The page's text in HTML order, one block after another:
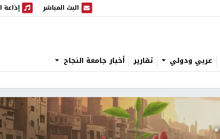
البث المباشر
البث المباشر إذاعة
إذاعة النجاح
عربي ودولي تقارير أخبار جامعة النجاح